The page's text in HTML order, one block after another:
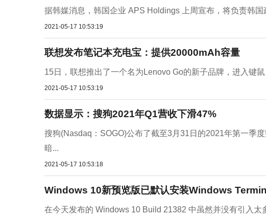
据韩媒消息，韩国企业 APS Holdings 上周宣布，将负责韩
2021-05-17 10:53:19
联想发布笔记本充电宝：提供20000mAh容量
15日，联想推出了一个名为Lenovo Go的新子品牌，进入键
2021-05-17 10:53:19
数据显示：搜狗2021年Q1营收下滑47%
搜狗(Nasdaq：SOGO)公布了截至3月31日的2021年第一季
暗...
2021-05-17 10:53:18
Windows 10新预览版已默认安装Windows
在今天发布的 Windows 10 Build 21382 中虽然并没有引入